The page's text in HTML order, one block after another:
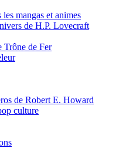
mangas et animes
de H.P. Lovecraft
Trône de Fer
de Robert E. Howard
culture